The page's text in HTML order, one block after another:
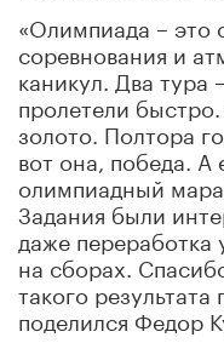
«Олимпиада – это
соревнования и
каникул. Два тура
пролетели
золото. Полтора
вот она, победа. А
олимпиадный
Задания были
даже переработка
на сборах.
такого
поделился Федор